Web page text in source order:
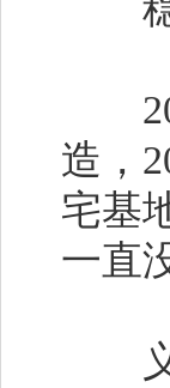
稳
造，
宅基
一直
义